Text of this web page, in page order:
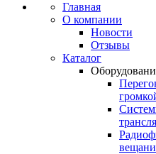
Главная
О компании
Новости
Отзывы
Каталог